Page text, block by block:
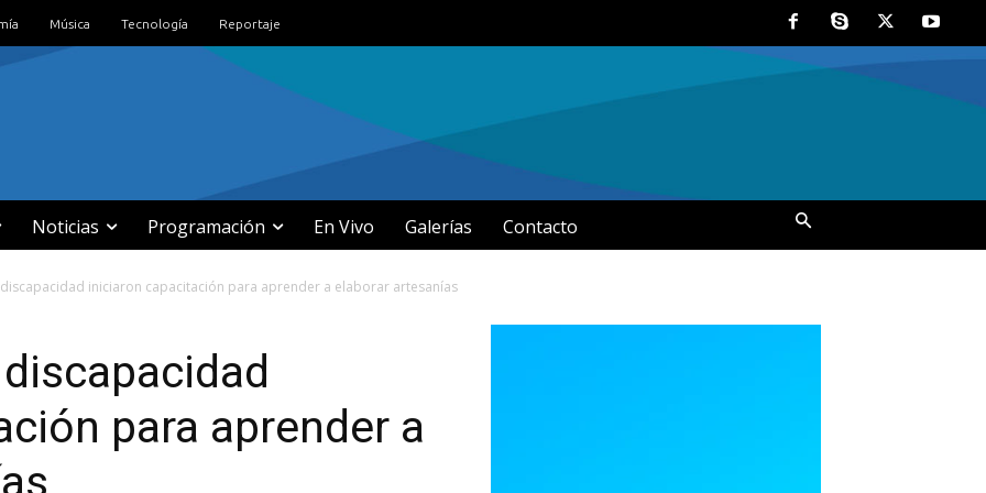
Música Tecnología Reportaje
Noticias Programación En Vivo Galerías Contacto
iniciaron capacitación para aprender a elaborar artesanías
para aprender a